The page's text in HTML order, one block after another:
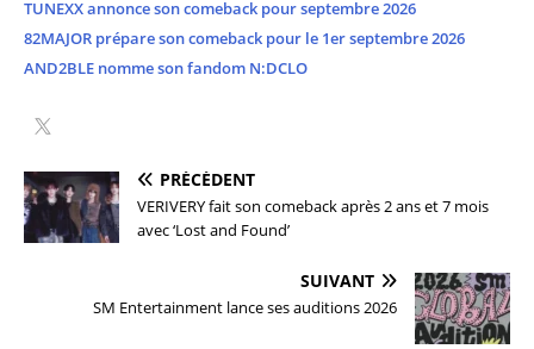
TUNEXX annonce son comeback pour septembre 2026
82MAJOR prépare son comeback pour le 1er septembre 2026
AND2BLE nomme son fandom N:DCLO
PRÉCÉDENT
VERIVERY fait son comeback après 2 ans et 7 mois
avec ‘Lost and Found’
SUIVANT
SM Entertainment lance ses auditions 2026